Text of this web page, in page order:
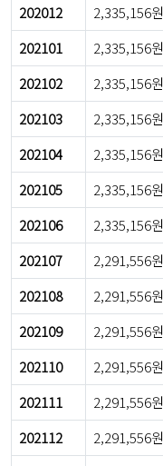
202012 2,335,156원
202101
2,335,156원
202102
2,335,156원
202103
2,335,156원
202104
2,335,156원
202105
2,335,156원
202106
2,335,156원
202107
2,291,556원
202108
2,291,556원
202109
2,291,556원
202110
2,291,556원
202111
2,291,556원
202112
2,291,556원